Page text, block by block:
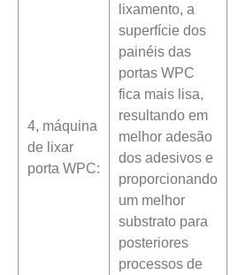
4, máquina
de lixar
porta WPC:
lixamento, a
superfície dos
painéis das
portas WPC
fica mais lisa,
resultando em
melhor adesão
dos adesivos e
proporcionando
um melhor
substrato para
posteriores
processos de